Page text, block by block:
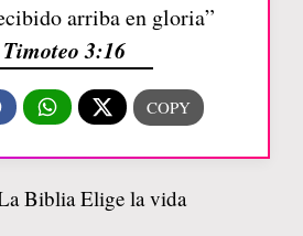
arriba en gloria”
3:16